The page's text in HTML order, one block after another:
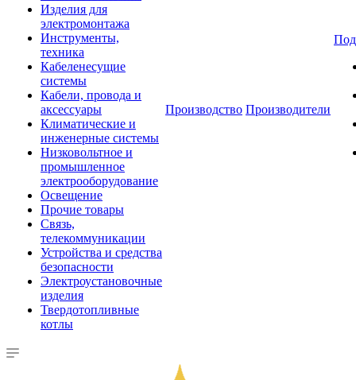
Изделия для
электромонтажа
Инструменты,
техника
Кабеленесущие
системы
Кабели, провода и
аксессуары
Климатические и
инженерные системы
Низковольтное и
промышленное
электрооборудование
Освещение
Прочие товары
Связь,
телекоммуникации
Устройства и средства
безопасности
Электроустановочные
изделия
Твердотопливные
котлы
Производство Производители